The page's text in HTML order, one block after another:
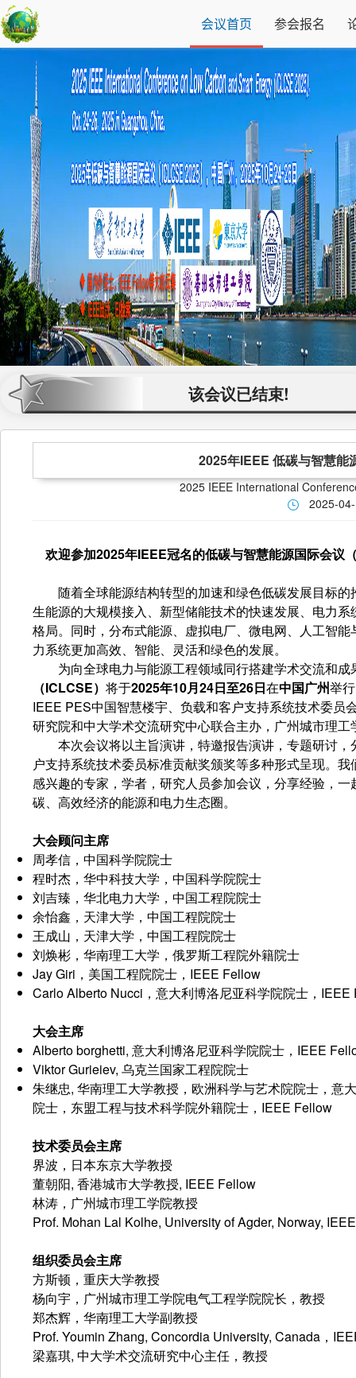
会议首页 参会报名
该会议已结束!
2025年IEEE 低碳与智慧能
2025 IEEE International
2025-
欢迎参加2025年IEEE冠名的低碳与智慧能源国际会议
随着全球能源结构转型的加速和绿色低碳发展目标的
生能源的大规模接入、新型储能技术的快速发展、电力
格局。同时，分布式能源、虚拟电厂、微电网、人工智
力系统更加高效、智能、灵活和绿色的发展。
为向全球电力与能源工程领域同行搭建学术交流和成
（ICLCSE） 将于2025年10月24日至26日在中国广州举
IEEE PES中国智慧楼宇、负载和客户支持系统技术委
研究院和中大学术交流研究中心联合主办，广州城市理工
本次会议将以主旨演讲，特邀报告演讲，专题研讨，
户支持系统技术委员标准贡献奖颁奖等多种形式呈现。
感兴趣的专家，学者，研究人员参加会议，分享经验，
碳、高效经济的能源和电力生态圈。
大会顾问主席
周孝信，中国科学院院士
程时杰，华中科技大学，中国科学院院士
刘吉臻，华北电力大学，中国工程院院士
余怡鑫，天津大学，中国工程院院士
王成山，天津大学，中国工程院院士
刘焕彬，华南理工大学，俄罗斯工程院外籍院士
Jay Giri，美国工程院院士，IEEE Fellow
Carlo Alberto Nucci，意大利博洛尼亚科学院院士，IEEE
大会主席
Alberto borghetti, 意大利博洛尼亚科学院院士，IEEE
Viktor Gurieiev, 乌克兰国家工程院院士
朱继忠, 华南理工大学教授，欧洲科学与艺术院院士，意
院士，东盟工程与技术科学院外籍院士，IEEE Fellow
技术委员会主席
界波，日本东京大学教授
董朝阳, 香港城市大学教授, IEEE Fellow
林涛，广州城市理工学院教授
Prof. Mohan Lal Kolhe, University of Agder, Norway,
组织委员会主席
方斯顿，重庆大学教授
杨向宇，广州城市理工学院电气工程学院院长，教授
郑杰辉，华南理工大学副教授
Prof. Youmin Zhang, Concordia University, Canada，
梁嘉琪, 中大学术交流研究中心主任，教授